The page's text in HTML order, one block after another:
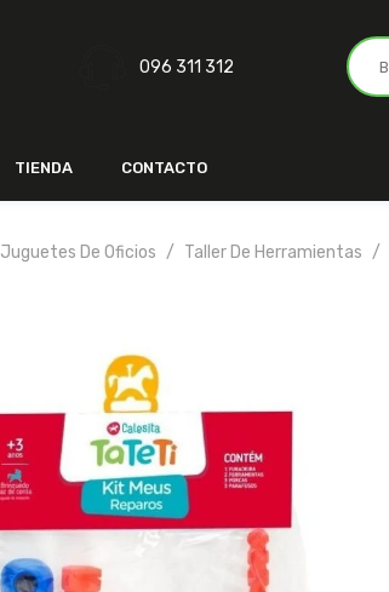
096 311 312
TIENDA CONTACTO
Juguetes De Oficios Taller De Herramientas